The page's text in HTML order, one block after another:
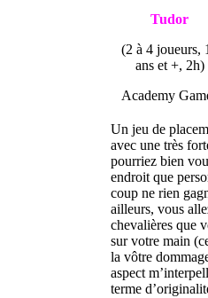
Tudor
(2 à 4 joueurs,
ans et +, 2h)
Academy
Un jeu de
avec une très
pourriez bien
endroit que
coup ne rien
ailleurs, vous
chevalières que
sur votre main
la vôtre
aspect
terme